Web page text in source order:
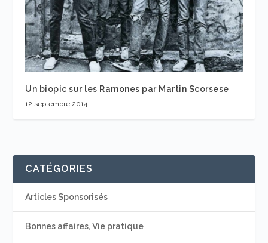
Un biopic sur les Ramones par Martin Scorsese
12 septembre 2014
CATÉGORIES
Articles Sponsorisés
Bonnes affaires, Vie pratique